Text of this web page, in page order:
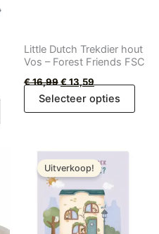
Little Dutch Trekdier hout
Vos – Forest Friends FSC
€16,99€13,59
Selecteer opties
Uitverkoop!
Oorspronkelijke
prijs
was:
€ 16,99.
Huidige
prijs
is:
€ 13,59.